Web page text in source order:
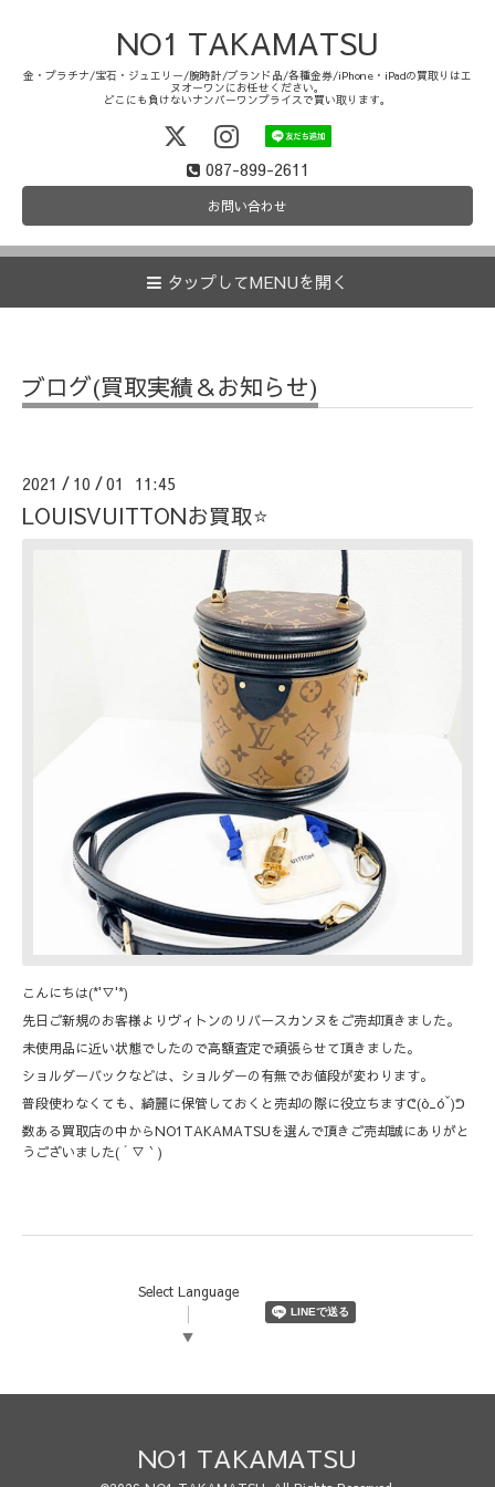
NO1 TAKAMATSU
金・プラチナ/宝石・ジュエリー/腕時計/ブランド品/各種金券/iPhone・iPadの買取りはエ
ヌオーワンにお任せください。
どこにも負けないナンバーワンプライスで買い取ります。
087-899-2611
お問い合わせ
タップしてMENUを開く
ブログ(買取実績＆お知らせ)
2021 / 10 /01 11:45
LOUISVUITTONお買取⭐️
こんにちは(*'▽'*)
先日ご新規のお客様よりヴィトンのリバースカンヌをご売却頂きました。
未使用品に近い状態でしたので高額査定で頑張らせて頂きました。
ショルダーバックなどは、ショルダーの有無でお値段が変わります。
普段使わなくても、綺麗に保管しておくと売却の際に役立ちますᕦ(ò_óˇ)ᕤ
数ある買取店の中からNO1TAKAMATSUを選んで頂きご売却誠にありがと
うございました( ´ ▽ ` )
Select Language
▼
NO1 TAKAMATSU